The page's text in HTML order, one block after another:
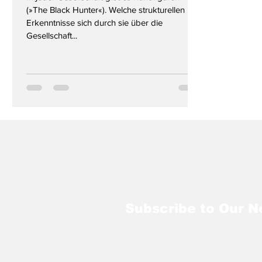
(»The Black Hunter«). Welche strukturellen
Erkenntnisse sich durch sie über die
Gesellschaft...